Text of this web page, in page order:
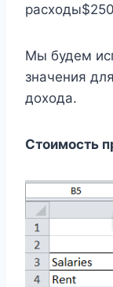
Мы будем
значения
дохода.
Стоимость